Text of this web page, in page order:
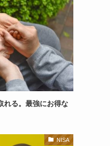
れる。最強にお得な
NISA